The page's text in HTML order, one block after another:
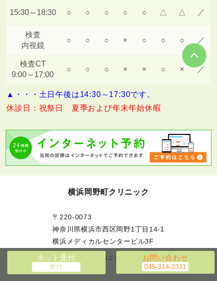
ネット受付 お問い合わせ
15:30～18:30 ○ ○ ○ ○ ○ △ △ ／
検査
内視鏡
○ ○ ○ × ○ ○ ○ ／
検査CT
9:00～17:00
○ ○ ○ × × ○ × ／
▲・・・土日午後は14:30～17:30です。
休診日：祝祭日 夏季および年末年始休暇
横浜岡野町クリニック
〒220-0073
神奈川県横浜市西区岡野1丁目14-1
横浜メディカルセンタービル3F
Copyright © 横浜岡野町クリニック All Rights Reserved.